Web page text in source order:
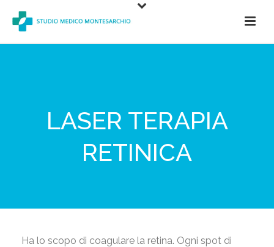
LASER TERAPIA
RETINICA
Ha lo scopo di coagulare la retina. Ogni spot di